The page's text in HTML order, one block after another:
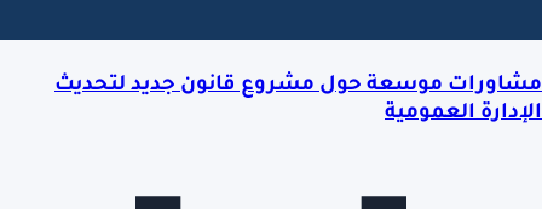
مشاورات موسعة حول مشروع قانون جديد لتحديث
الإدارة العمومية